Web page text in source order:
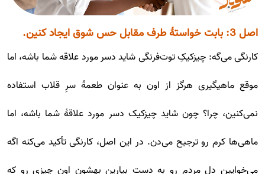
اصل 3: بابت خواستۀ طرف مقابل حس شوق ایجاد کنین.
کارنگی می‌گه: چیزکیکِ توت‌فرنگی شاید دسر مورد علاقه شما باشه، اما
موقع ماهیگیری هرگز از اون به عنوان طعمۀ سرِ قلاب استفاده
نمی‌کنین، چرا؟ چون شاید چیزکیک دسر مورد علاقۀ شما باشه، اما
ماهی‌ها کرم رو ترجیح می‌دن. در این اصل، کارنگی تأکید می‌کنه اگه
می‌خوایین دل مردم رو به دست بیارین بهشون اون چیزی رو که